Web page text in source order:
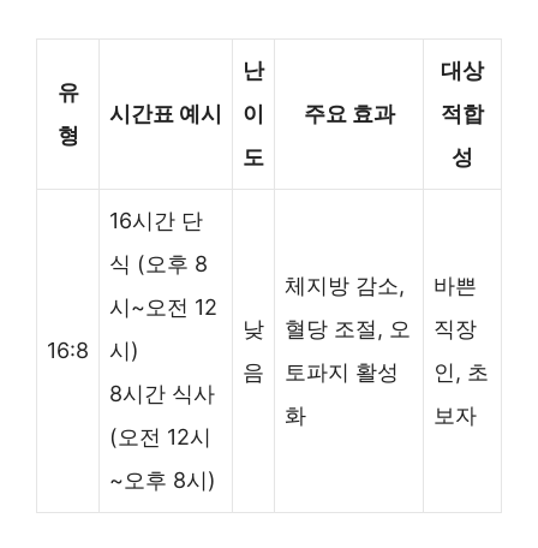
유
형
시간표 예시
난
이
도
주요 효과
대상
적합
성
16:8
16시간 단
식 (오후 8
시~오전 12
시)
8시간 식사
(오전 12시
~오후 8시)
낮
음
체지방 감소,
혈당 조절, 오
토파지 활성
화
바쁜
직장
인, 초
보자